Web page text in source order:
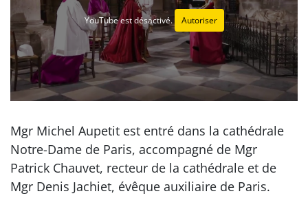
YouTube est désactivé. Autoriser
Mgr Michel Aupetit est entré dans la cathédrale
Notre-Dame de Paris, accompagné de Mgr
Patrick Chauvet, recteur de la cathédrale et de
Mgr Denis Jachiet, évêque auxiliaire de Paris.